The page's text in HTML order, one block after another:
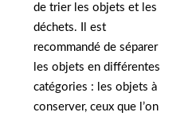
de trier les objets et les
déchets. Il est
recommandé de séparer
les objets en différentes
catégories : les objets à
conserver, ceux que l’on